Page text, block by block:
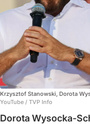
Krzysztof Stanowski, Dorota
YouTube / TVP Info
Dorota Wysocka-